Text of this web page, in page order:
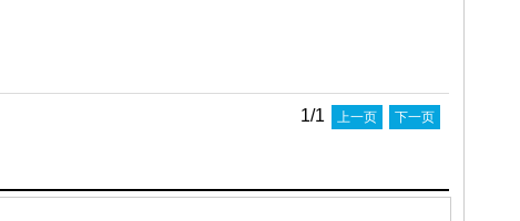
1/1 上一页 下一页